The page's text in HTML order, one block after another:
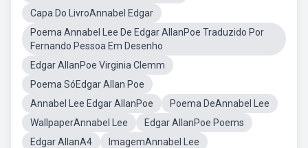
Capa Do LivroAnnabel Edgar
Poema Annabel Lee De Edgar AllanPoe Traduzido Por
Fernando Pessoa Em Desenho
Edgar AllanPoe Virginia Clemm
Poema SóEdgar Allan Poe
Annabel Lee Edgar AllanPoe
Poema DeAnnabel Lee
WallpaperAnnabel Lee
Edgar AllanPoe Poems
Edgar AllanA4
ImagemAnnabel Lee